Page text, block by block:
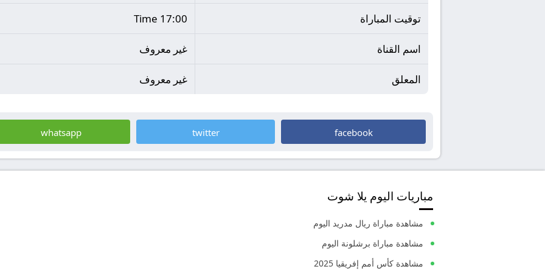
توقيت المباراة 17:00 Time
اسم القناة غير معروف
المعلق غير معروف
facebook
twitter
whatsapp
مباريات اليوم يلا شوت
مشاهدة مباراة ريال مدريد اليوم
مشاهدة مباراة برشلونة اليوم
مشاهدة كأس أمم إفريقيا 2025